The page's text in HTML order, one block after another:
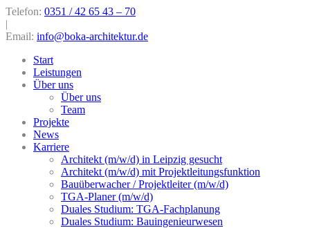
Telefon: 0351 / 42 65 43 – 70
|
Email: info@boka-architektur.de
Start
Leistungen
Über uns
Über uns
Team
Projekte
News
Karriere
Architekt (m/w/d) in Leipzig gesucht
Architekt (m/w/d) mit Projektleitungsfunktion
Bauüberwacher / Projektleiter (m/w/d)
TGA-Planer (m/w/d)
Duales Studium: TGA-Fachplanung
Duales Studium: Bauingenieurwesen